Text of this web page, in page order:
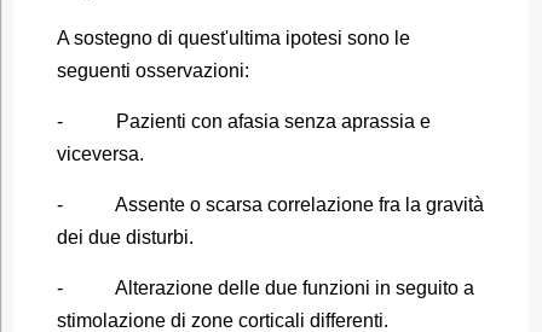
A sostegno di quest'ultima ipotesi sono le
seguenti osservazioni:
- Pazienti con afasia senza aprassia e
viceversa.
- Assente o scarsa correlazione fra la gravità
dei due disturbi.
- Alterazione delle due funzioni in seguito a
stimolazione di zone corticali differenti.